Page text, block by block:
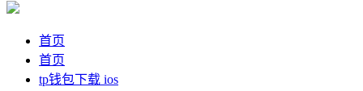
首页
首页
tp钱包下载 ios